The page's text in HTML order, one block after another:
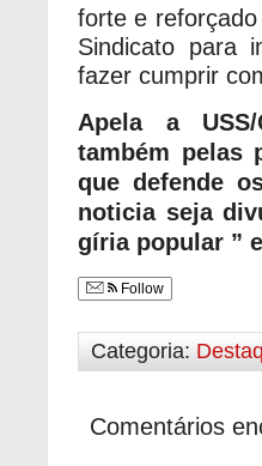
forte e
Sindicato para
fazer cumprir
Apela a USS/
também pelas
que defende
noticia seja
gíria popular ”
Follow
Categoria:
Comentários